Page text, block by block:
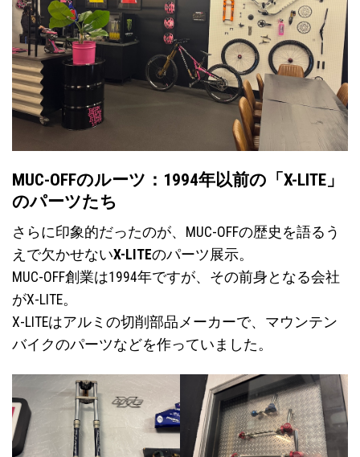
MUC-OFFのルーツ：1994年以前の「X-LITE」
のパーツたち
さらに印象的だったのが、MUC-OFFの歴史を語るう
えで欠かせないX-LITEのパーツ展示。
MUC-OFF創業は1994年ですが、その前身となる会社
がX-LITE。
X-LITEはアルミの切削部品メーカーで、マウンテン
バイクのパーツなどを作っていました。